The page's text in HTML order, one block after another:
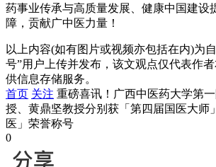
药事业传承与高质量发展、健康中国建设
障，贡献广中医力量！
以上内容(如有图片或视频亦包括在内)为
号”用户上传并发布，该文观点仅代表作
供信息存储服务。
首页 关注 重磅喜讯！广西中医药大学第
授、黄鼎坚教授分别获「第四届国医大师
医」荣誉称号
0